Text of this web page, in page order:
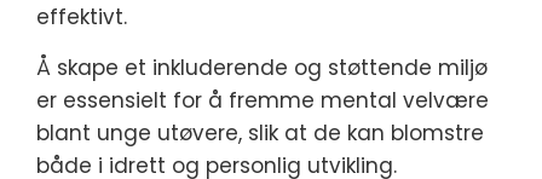
effektivt.
Å skape et inkluderende og støttende miljø
er essensielt for å fremme mental velvære
blant unge utøvere, slik at de kan blomstre
både i idrett og personlig utvikling.